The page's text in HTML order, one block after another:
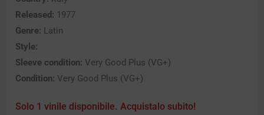
Released: 1977
Genre: Latin
Style:
Sleeve condition: Very Good Plus (VG+)
Condition: Very Good Plus (VG+)
Solo 1 vinile disponibile. Acquistalo subito!